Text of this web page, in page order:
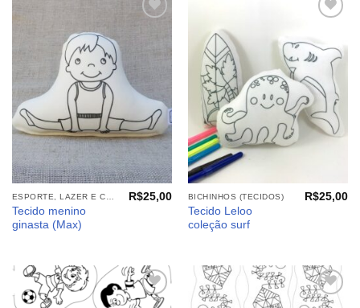
Tecido menino
ginasta (Max)
R$25,00
aos
meus
desejos
BICHINHOS (TECIDOS)
Tecido Leloo
coleção surf
R$25,00
Adicionar
Adicionar